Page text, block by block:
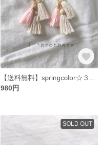
980円
SOLD OUT